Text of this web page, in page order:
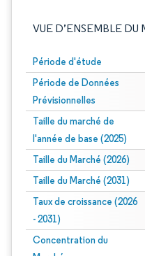
VUE D’ENSEMBLE DU
Période d'étude
Période de Données
Prévisionnelles
Taille du marché de
l'année de base (2025)
Taille du Marché (2026)
Taille du Marché (2031)
Taux de croissance (2026
- 2031)
Concentration du